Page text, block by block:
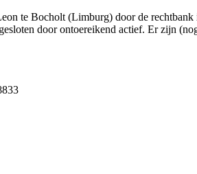
te Bocholt (Limburg) door de
door ontoereikend actief. Er zijn